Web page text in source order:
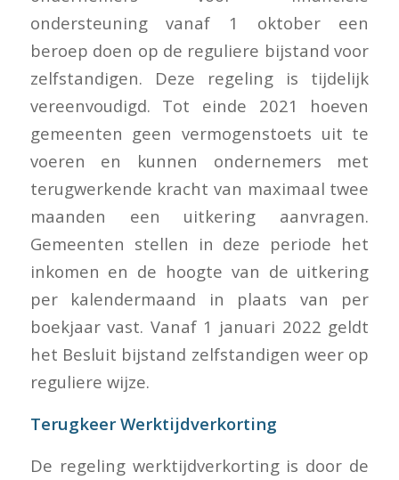
ondersteuning vanaf 1 oktober een
beroep doen op de reguliere bijstand voor
zelfstandigen. Deze regeling is tijdelijk
vereenvoudigd. Tot einde 2021 hoeven
gemeenten geen vermogenstoets uit te
voeren en kunnen ondernemers met
terugwerkende kracht van maximaal twee
maanden een uitkering aanvragen.
Gemeenten stellen in deze periode het
inkomen en de hoogte van de uitkering
per kalendermaand in plaats van per
boekjaar vast. Vanaf 1 januari 2022 geldt
het Besluit bijstand zelfstandigen weer op
reguliere wijze.
Terugkeer Werktijdverkorting
De regeling werktijdverkorting is door de